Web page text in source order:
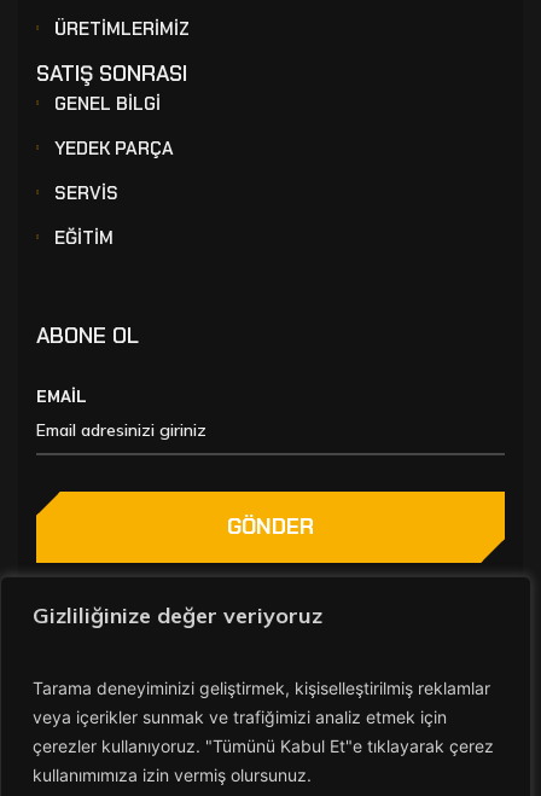
Gizliliğinize değer veriyoruz
Tarama deneyiminizi geliştirmek, kişiselleştirilmiş reklamlar
veya içerikler sunmak ve trafiğimizi analiz etmek için
çerezler kullanıyoruz. "Tümünü Kabul Et"e tıklayarak çerez
kullanımımıza izin vermiş olursunuz.
ÜRETİMLERİMİZ
SATIŞ SONRASI
GENEL BİLGİ
YEDEK PARÇA
SERVİS
EĞİTİM
ABONE OL
EMAİL
GÖNDER
ATILIM HİDROLİK PNOMATİK TİC.LTD.ŞTİ
© Tüm Hakları Saklıdır 2025